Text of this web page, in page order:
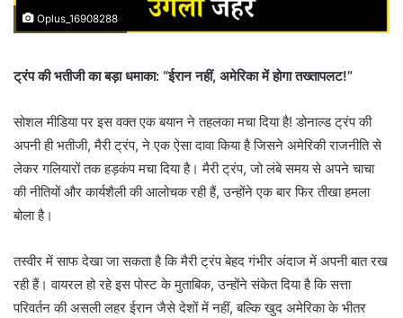
Oplus_16908288
ट्रंप की भतीजी का बड़ा धमाका: “ईरान नहीं, अमेरिका में होगा तख्तापलट!”
सोशल मीडिया पर इस वक्त एक बयान ने तहलका मचा दिया है! डोनाल्ड ट्रंप की
अपनी ही भतीजी, मैरी ट्रंप, ने एक ऐसा दावा किया है जिसने अमेरिकी राजनीति से
लेकर गलियारों तक हड़कंप मचा दिया है। मैरी ट्रंप, जो लंबे समय से अपने चाचा
की नीतियों और कार्यशैली की आलोचक रही हैं, उन्होंने एक बार फिर तीखा हमला
बोला है।
तस्वीर में साफ देखा जा सकता है कि मैरी ट्रंप बेहद गंभीर अंदाज में अपनी बात रख
रही हैं। वायरल हो रहे इस पोस्ट के मुताबिक, उन्होंने संकेत दिया है कि सत्ता
परिवर्तन की असली लहर ईरान जैसे देशों में नहीं, बल्कि खुद अमेरिका के भीतर